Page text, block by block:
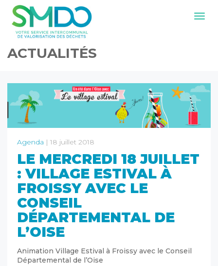
ACTUALITÉS
Agenda | 18 juillet 2018
LE MERCREDI 18 JUILLET
: VILLAGE ESTIVAL À
FROISSY AVEC LE
CONSEIL
DÉPARTEMENTAL DE
L’OISE
Animation Village Estival à Froissy avec le Conseil
Départemental de l’Oise